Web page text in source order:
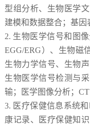
型组分析、生物医学
建模和数据整合；基因
2. 生物医学信号和图
EGG/ERG）、生物磁
生物力学信号、生物
生物医学信号检测与
输；医学图像分析；
3. 医疗保健信息系统
康记录、医疗保健知